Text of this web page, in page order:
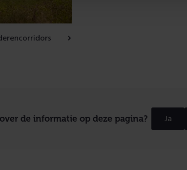
de informatie op deze pagina? Ja